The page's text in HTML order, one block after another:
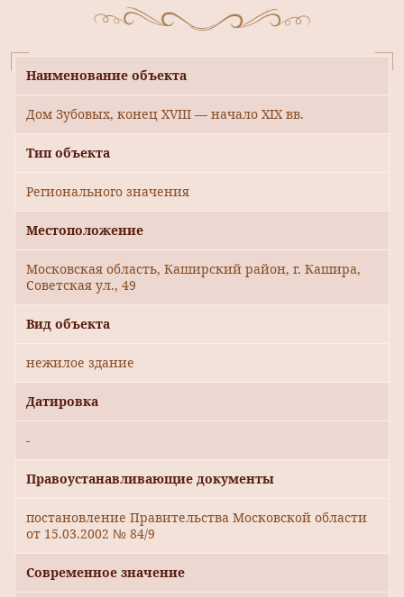
Наименование объекта
Дом Зубовых, конец XVIII — начало XIX вв.
Тип объекта
Регионального значения
Местоположение
Московская область, Каширский район, г. Кашира,
Советская ул., 49
Вид объекта
нежилое здание
Датировка
-
Правоустанавливающие документы
постановление Правительства Московской области
от 15.03.2002 № 84/9
Современное значение